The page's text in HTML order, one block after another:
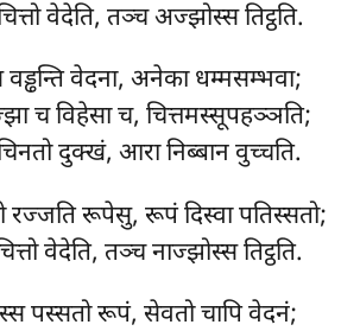
वेदेति, तञ्च अज्झोस्स तिट्ठति.
वड्ढन्ति वेदना, अनेका धम्मसम्भवा;
च विहेसा च, चित्तमस्सूपहञ्ञति;
दुक्खं, आरा निब्बान वुच्चति.
रज्जति रूपेसु, रूपं दिस्वा पतिस्सतो;
वेदेति, तञ्च नाज्झोस्स तिट्ठति.
पस्सतो रूपं, सेवतो चापि वेदनं;